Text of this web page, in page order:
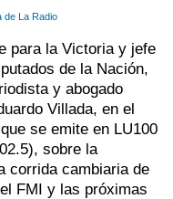
de La Radio
para la Victoria y jefe
de la Nación,
y abogado
Villada, en el
se emite en LU100
sobre la
corrida cambiaria de
FMI y las próximas